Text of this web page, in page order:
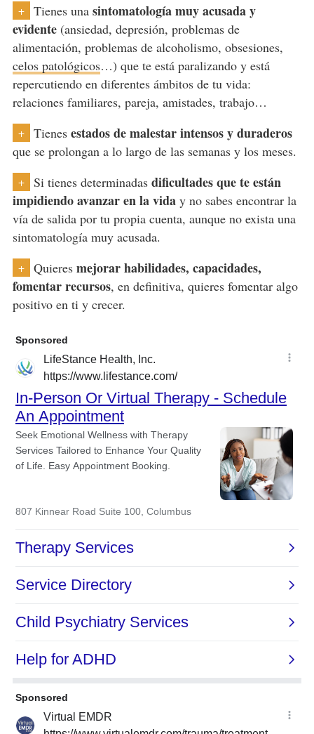
+ Tienes una sintomatología muy acusada y
evidente(ansiedad, depresión, problemas de
alimentación, problemas de alcoholismo, obsesiones,
celos patológicos…) que te está paralizando y está
repercutiendo en diferentes ámbitos de tu vida:
relaciones familiares, pareja, amistades, trabajo…
+ Tienes estados de malestar intensos y duraderos
que se prolongan a lo largo de las semanas y los meses.
+ Si tienes determinadas dificultades que te están
impidiendo avanzar en la viday no sabes encontrar la
vía de salida por tu propia cuenta, aunque no exista una
sintomatología muy acusada.
+ Quieres mejorar habilidades, capacidades,
fomentar recursos, en definitiva, quieres fomentar algo
positivo en ti y crecer.